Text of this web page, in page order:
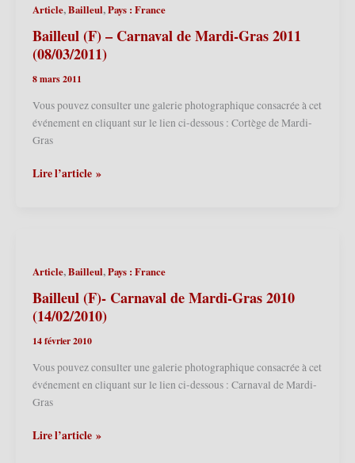
Gras
2012
(21/02/2012)
Article,Bailleul,Pays : France
Bailleul (F) – Carnaval de Mardi-Gras 2011
(08/03/2011)
8 mars 2011
Vous pouvez consulter une galerie photographique consacrée à cet
événement en cliquant sur le lien ci-dessous : Cortège de Mardi-
Gras
Bailleul
Gras
2011
(08/03/2011)
Lire l’article »
Article,Bailleul,Pays : France
Bailleul (F)- Carnaval de Mardi-Gras 2010
(14/02/2010)
14 février 2010
Vous pouvez consulter une galerie photographique consacrée à cet
événement en cliquant sur le lien ci-dessous : Carnaval de Mardi-
Gras
Bailleul
Lire l’article »